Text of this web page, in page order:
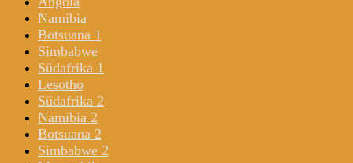
Namibia
Botsuana 1
Simbabwe
Südafrika 1
Lesotho
Südafrika 2
Namibia 2
Botsuana 2
Simbabwe 2